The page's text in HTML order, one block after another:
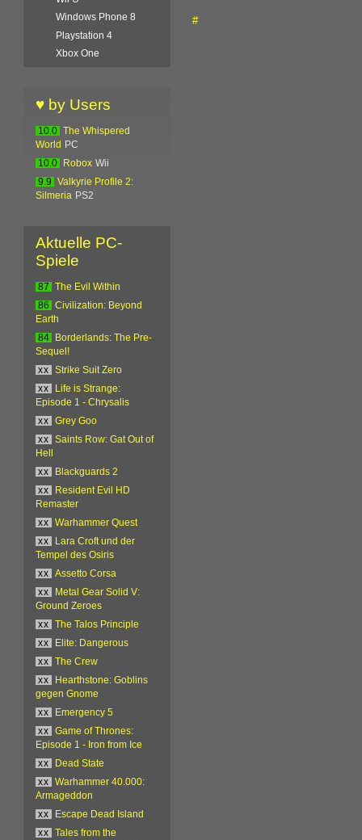
#
Windows Phone 8
Playstation 4
Xbox One
♥ by Users
10.0
The Whispered
World
PC
10.0
Robox Wii
9.9
Valkyrie Profile 2:
Silmeria PS2
Aktuelle PC-
Spiele
87
The Evil Within
86
Civilization: Beyond
Earth
84
Borderlands: The Pre-
Sequel!
xx
Strike Suit Zero
xx
Life is Strange:
Episode 1 - Chrysalis
xx
Grey Goo
xx
Saints Row: Gat Out of
Hell
xx
Blackguards 2
xx
Resident Evil HD
Remaster
xx
Warhammer Quest
xx
Lara Croft und der
Tempel des Osiris
xx
Assetto Corsa
xx
Metal Gear Solid V:
Ground Zeroes
xx
The Talos Principle
xx
Elite: Dangerous
xx
The Crew
xx
Hearthstone: Goblins
gegen Gnome
xx
Emergency 5
xx
Game of Thrones:
Episode 1 - Iron from Ice
xx
Dead State
xx
Warhammer 40.000:
Armageddon
xx
Escape Dead Island
xx
Tales from the